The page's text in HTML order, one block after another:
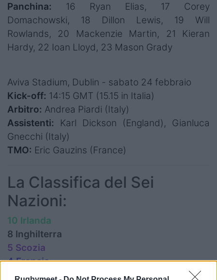
Panchina: 16 Ryan Elias, 17 Corey
Domachowski, 18 Dillon Lewis, 19 Will
Rowlands, 20 Mackenzie Martin, 21 Kieran
Hardy, 22 Ioan Lloyd, 23 Mason Grady
Aviva Stadium, Dublin - sabato 24 febbraio
Kick-off: 14:15 GMT (15.15 in Italia)
Arbitro: Andrea Piardi (Italy)
Assistenti: Karl Dickson (England), Gianluca
Gnecchi (Italy)
TMO: Eric Gauzins (France)
La Classifica del Sei
Nazioni:
10 Irlanda
8 Inghilterra
5 Scozia
4 Francia
3 Galles